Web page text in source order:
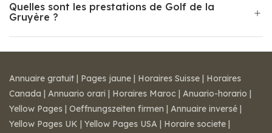
Quelles sont les prestations de Golf de la
Gruyère ?
Annuaire gratuit | Pages jaune | Horaires Suisse | Horaires
Canada | Annuario orari | Horaires Maroc | Anuario-horario |
Yellow Pages | Oeffnungszeiten firmen | Annuaire inversé |
Yellow Pages UK | Yellow Pages USA | Horaire societe |